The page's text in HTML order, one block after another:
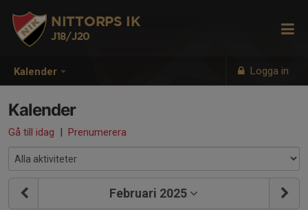
Kalender Logga in
NITTORPS IK
J18/J20
Kalender
Gå till idag | Prenumerera
Februari 2025